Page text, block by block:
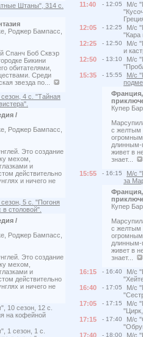
Штаны", 314 с.
Роджер Бампасс,
Спанч Боб Сквэр
Бикини
обитателями,
Среди
звезда по...
4 с. "Тайная
/
Роджер Бампасс,
Это создание
мехом,
и
действительно
и ничего не
5 с. "Погоня
столовой".
/
Роджер Бампасс,
Это создание
мехом,
и
действительно
и ничего не
сезон, 12 с.
на кофейной
1 сезон, 1 с.
11:40
- 12:05
М/с
12:05
- 12:25
М/с
"Кара
12:25
- 12:50
М/с
и
12:50
- 13:10
М/с
15:35
- 15:55
М/с
Франция,
Купер
с желтым
длинным-
живет в
знает...
15:55
- 16:15
М/с
за
Франция,
Купер
с желтым
длинным-
живет в
знает...
16:15
- 16:40
М/с
16:40
- 17:05
М/с
17:05
- 17:15
М/с
17:15
- 17:40
М/с
17:40
- 18:00
М/с